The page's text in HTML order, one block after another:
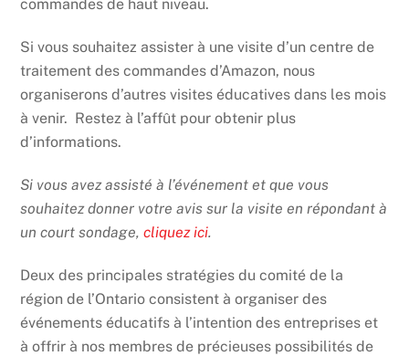
commandes de haut niveau.
Si vous souhaitez assister à une visite d’un centre de
traitement des commandes d’Amazon, nous
organiserons d’autres visites éducatives dans les mois
à venir. Restez à l’affût pour obtenir plus
d’informations.
Si vous avez assisté à l’événement et que vous
souhaitez donner votre avis sur la visite en répondant à
un court sondage,cliquez ici.
Deux des principales stratégies du comité de la
région de l’Ontario consistent à organiser des
événements éducatifs à l’intention des entreprises et
à offrir à nos membres de précieuses possibilités de